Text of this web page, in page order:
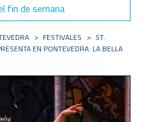
fin de semana
> FESTIVALES > ST.
EN PONTEVEDRA: LA BELLA